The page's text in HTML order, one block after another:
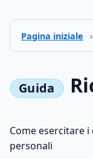
Pagina iniziale ›
Come esercitare
personali